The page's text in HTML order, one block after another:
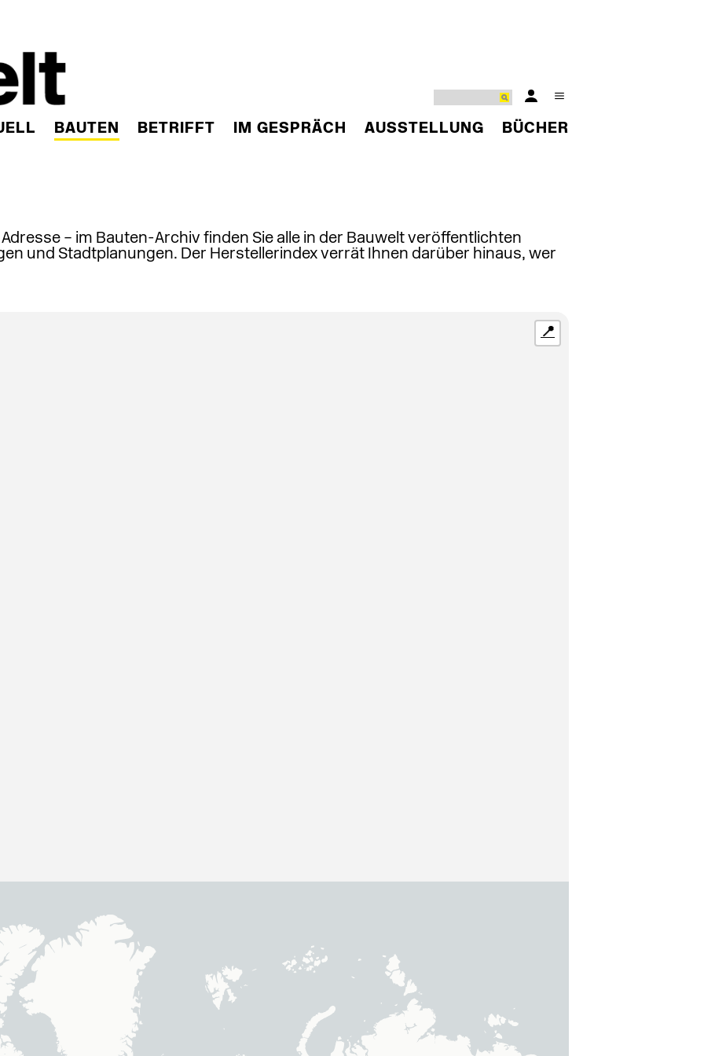
BAUTEN BETRIFFT IM GESPRÄCH AUSSTELLUNG BÜCHER
– im Bauten-Archiv finden Sie alle in der Bauwelt veröffentlichten
und Stadtplanungen. Der Herstellerindex verrät Ihnen darüber hinaus, wer
📍